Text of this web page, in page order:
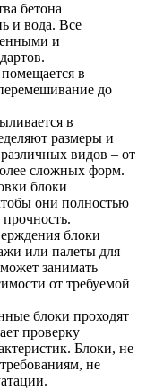
бетона
и вода. Все
и
в
до
в
размеры и
видов – от
сложных форм.
блоки
они полностью
блоки
или палеты для
занимать
от требуемой
блоки проходят
проверку
Блоки, не
не